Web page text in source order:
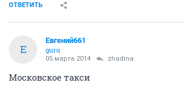
ОТВЕТИТЬ
Е
Евгений661
guru
05 марта 2014 zhadina
Московское такси